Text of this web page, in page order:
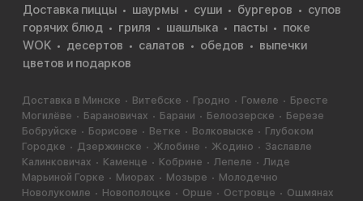
Доставка пиццы шаурмы суши бургеров
супов
горячих блюд
гриля шашлыка пасты
поке
WOK
десертов салатов обедов
выпечки
цветов и подарков
Доставка в Минске Витебске Гродно Гомеле
Бресте
Могилёве
Барановичах Барани Белоозерске
Березе
Бобруйске
Борисове Ветке Волковыске
Глубоком
Городке
Дзержинске Жлобине Жодино
Заславле
Калинковичах
Каменце Кобрине Лепеле
Лиде
Марьиной Горке
Миорах Мозыре
Молодечно
Новолукомле
Новополоцке Орше Островце
Ошмянах